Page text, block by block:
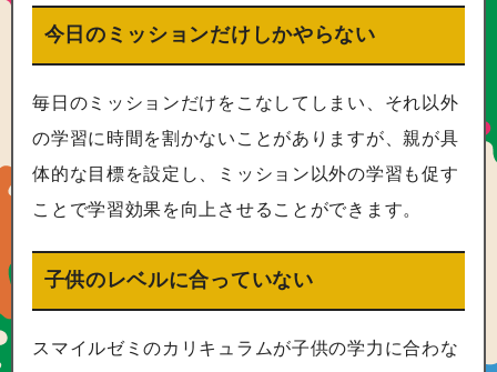
今日のミッションだけしかやらない
毎日のミッションだけをこなしてしまい、それ以外
の学習に時間を割かないことがありますが、親が具
体的な目標を設定し、ミッション以外の学習も促す
ことで学習効果を向上させることができます。
子供のレベルに合っていない
スマイルゼミのカリキュラムが子供の学力に合わな